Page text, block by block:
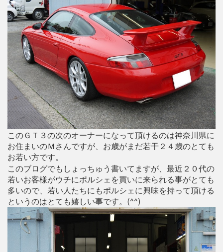
このＧＴ３の次のオーナーになって頂けるのは神奈川県に
お住まいのＭさんですが、お歳がまだ若干２４歳のとても
お若い方です。
このブログでもしょっちゅう書いてますが、最近２０代の
若いお客様がウチにポルシェを買いに来られる事がとても
多いので、若い人たちにもポルシェに興味を持って頂ける
というのはとても嬉しい事です。(^^)